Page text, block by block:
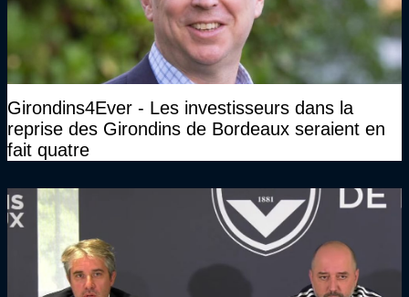
Girondins4Ever - Les investisseurs dans la
reprise des Girondins de Bordeaux seraient en
fait quatre